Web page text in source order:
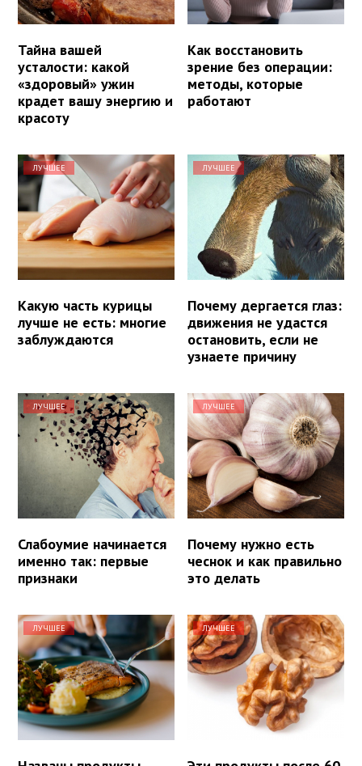
Тайна вашей
усталости: какой
«здоровый» ужин
крадет вашу энергию и
красоту
Как восстановить
зрение без операции:
методы, которые
работают
ЛУЧШЕЕ
Какую часть курицы
лучше не есть: многие
заблуждаются
ЛУЧШЕЕ
Почему дергается глаз:
движения не удастся
остановить, если не
узнаете причину
ЛУЧШЕЕ
Слабоумие начинается
именно так: первые
признаки
ЛУЧШЕЕ
Почему нужно есть
чеснок и как правильно
это делать
ЛУЧШЕЕ ЛУЧШЕЕ